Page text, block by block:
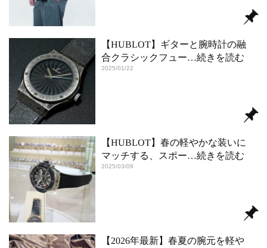
【HUBLOT】ギターと腕時計の融
合クラシックフュー…続きを読む
2025/01/22
【HUBLOT】春の軽やかな装いに
マッチする、スポー…続きを読む
2025/03/09
【2026年最新】春夏の腕元を軽や